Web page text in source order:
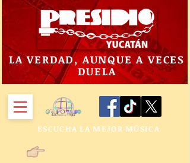
LA VERDAD, AUNQUE A VECES
DUELA
ESCUCHA LA MEJOR MÚSICA